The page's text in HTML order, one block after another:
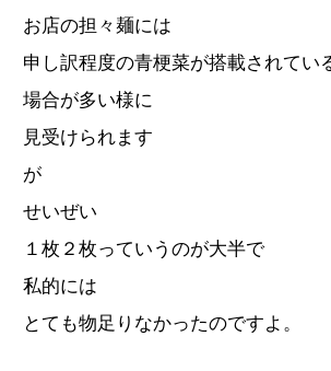
お店の担々麺には
申し訳程度の青梗菜が搭載されてい
場合が多い様に
見受けられます
が
せいぜい
１枚２枚っていうのが大半で
私的には
とても物足りなかったのですよ。